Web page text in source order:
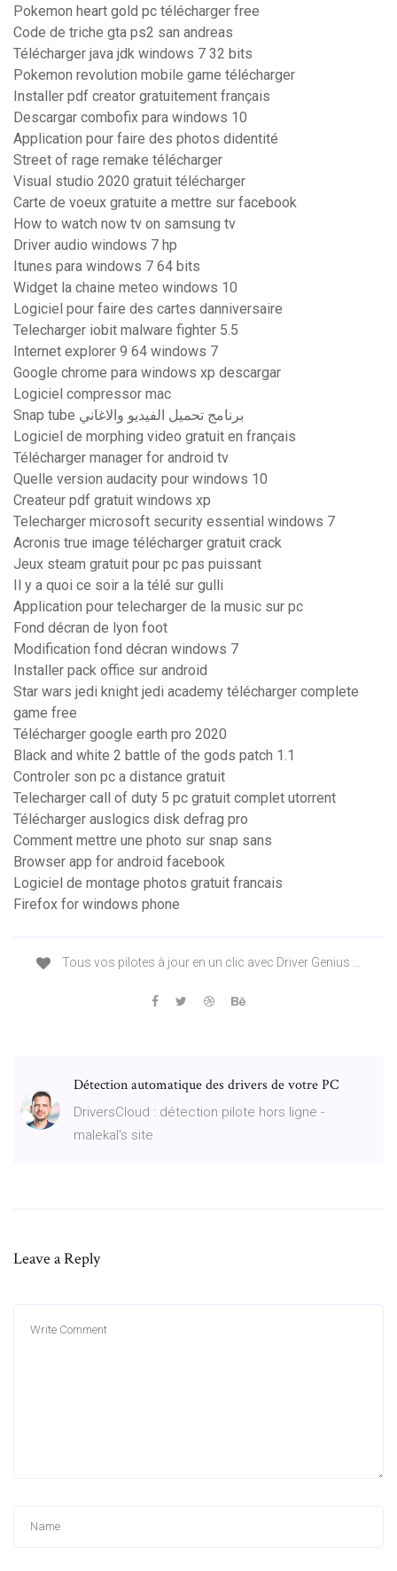
Pokemon heart gold pc télécharger free
Code de triche gta ps2 san andreas
Télécharger java jdk windows 7 32 bits
Pokemon revolution mobile game télécharger
Installer pdf creator gratuitement français
Descargar combofix para windows 10
Application pour faire des photos didentité
Street of rage remake télécharger
Visual studio 2020 gratuit télécharger
Carte de voeux gratuite a mettre sur facebook
How to watch now tv on samsung tv
Driver audio windows 7 hp
Itunes para windows 7 64 bits
Widget la chaine meteo windows 10
Logiciel pour faire des cartes danniversaire
Telecharger iobit malware fighter 5.5
Internet explorer 9 64 windows 7
Google chrome para windows xp descargar
Logiciel compressor mac
Snap tube برنامج تحميل الفيديو والاغاني
Logiciel de morphing video gratuit en français
Télécharger manager for android tv
Quelle version audacity pour windows 10
Createur pdf gratuit windows xp
Telecharger microsoft security essential windows 7
Acronis true image télécharger gratuit crack
Jeux steam gratuit pour pc pas puissant
Il y a quoi ce soir a la télé sur gulli
Application pour telecharger de la music sur pc
Fond décran de lyon foot
Modification fond décran windows 7
Installer pack office sur android
Star wars jedi knight jedi academy télécharger complete
game free
Télécharger google earth pro 2020
Black and white 2 battle of the gods patch 1.1
Controler son pc a distance gratuit
Telecharger call of duty 5 pc gratuit complet utorrent
Télécharger auslogics disk defrag pro
Comment mettre une photo sur snap sans
Browser app for android facebook
Logiciel de montage photos gratuit francais
Firefox for windows phone
Tous vos pilotes à jour en un clic avec Driver Genius ...
Détection automatique des drivers de votre PC
DriversCloud : détection pilote hors ligne -
malekal's site
Leave a Reply